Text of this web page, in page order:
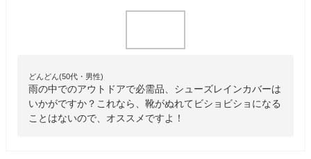
どんどん(50代・男性)
雨の中でのアウトドアで必需品、シューズレインカバーは
いかがですか？これなら、靴がぬれてビショビショになる
ことはないので、オススメですよ！